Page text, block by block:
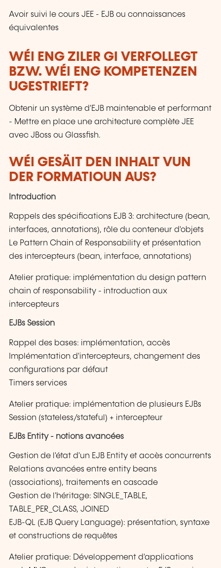
Avoir suivi le cours JEE - EJB ou connaissances
équivalentes
WÉI ENG ZILER GI VERFOLLEGT
BZW. WÉI ENG KOMPETENZEN
UGESTRIEFT?
Obtenir un système d'EJB maintenable et performant
- Mettre en place une architecture complète JEE
avec JBoss ou Glassfish.
WÉI GESÄIT DEN INHALT VUN
DER FORMATIOUN AUS?
Introduction
Rappels des spécifications EJB 3: architecture (bean,
interfaces, annotations), rôle du conteneur d'objets
Le Pattern Chain of Responsability et présentation
des intercepteurs (bean, interface, annotations)
Atelier pratique: implémentation du design pattern
chain of responsability - introduction aux
intercepteurs
EJBs Session
Rappel des bases: implémentation, accès
Implémentation d'intercepteurs, changement des
configurations par défaut
Timers services
Atelier pratique: implémentation de plusieurs EJBs
Session (stateless/stateful) + intercepteur
EJBs Entity - notions avancées
Gestion de l'état d'un EJB Entity et accès concurrents
Relations avancées entre entity beans
(associations), traitements en cascade
Gestion de l'héritage: SINGLE_TABLE,
TABLE_PER_CLASS, JOINED
EJB-QL (EJB Query Language): présentation, syntaxe
et constructions de requêtes
Atelier pratique: Développement d'applications